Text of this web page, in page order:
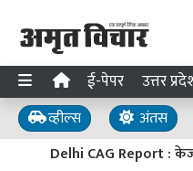
ई-पेपर उत्तर
व्हील्स अंतस
Delhi CAG Report :